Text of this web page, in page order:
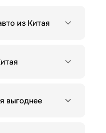
из Китая
выгоднее